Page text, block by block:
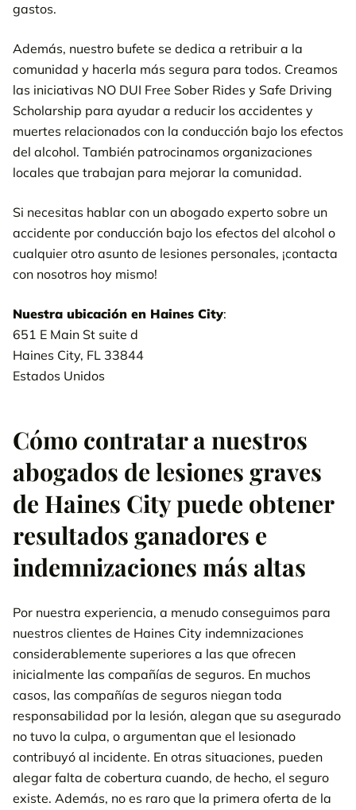
gastos.
Además, nuestro bufete se dedica a retribuir a la
comunidad y hacerla más segura para todos. Creamos
las iniciativas NO DUI Free Sober Rides y Safe Driving
Scholarship para ayudar a reducir los accidentes y
muertes relacionados con la conducción bajo los efectos
del alcohol. También patrocinamos organizaciones
locales que trabajan para mejorar la comunidad.
Si necesitas hablar con un abogado experto sobre un
accidente por conducción bajo los efectos del alcohol o
cualquier otro asunto de lesiones personales, ¡contacta
con nosotros hoy mismo!
Nuestra ubicación en Haines City:
651 E Main St suite d
Haines City, FL 33844
Estados Unidos
Cómo contratar a nuestros
abogados de lesiones graves
de Haines City puede obtener
resultados ganadores e
indemnizaciones más altas
Por nuestra experiencia, a menudo conseguimos para
nuestros clientes de Haines City indemnizaciones
considerablemente superiores a las que ofrecen
inicialmente las compañías de seguros. En muchos
casos, las compañías de seguros niegan toda
responsabilidad por la lesión, alegan que su asegurado
no tuvo la culpa, o argumentan que el lesionado
contribuyó al incidente. En otras situaciones, pueden
alegar falta de cobertura cuando, de hecho, el seguro
existe. Además, no es raro que la primera oferta de la